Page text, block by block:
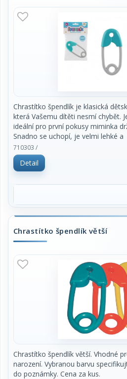
Chrastítko špendlík je klasická
která Vašemu dítěti nesmí chybět.
ideální pro první pokusy miminka
Snadno se uchopí, je velmi lehké a
kontrastní provedení miminka jistě
Podporuje rozvoj jemné dětské
smyslového vnímání. Díky malým
barva: tyrkysovošedá, růžová,
Vhodné pro děti od narození.
710303 /
Detail
Chrastítko špendlík větší
Chrastítko špendlík větší. Vhodné
narození. Vybranou barvu
do poznámky. Cena za kus.